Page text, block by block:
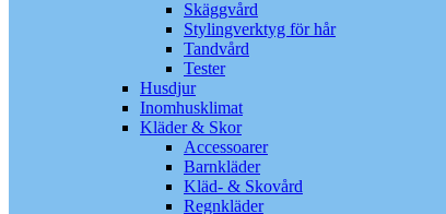
Skäggvård
Stylingverktyg för hår
Tandvård
Tester
Husdjur
Inomhusklimat
Kläder & Skor
Accessoarer
Barnkläder
Kläd- & Skovård
Regnkläder